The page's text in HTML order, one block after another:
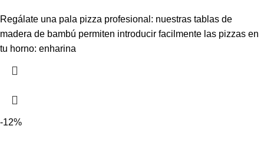
Regálate una pala pizza profesional: nuestras tablas de
madera de bambú permiten introducir facilmente las pizzas en
tu horno: enharina
-12%